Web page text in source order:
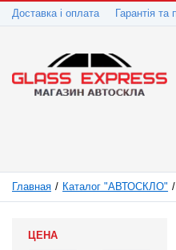
Доставка і оплата Гарантія
Главная Каталог "АВТОСКЛО"
ЦЕНА